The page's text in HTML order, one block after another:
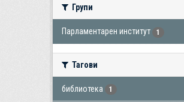
Групи
Парламентарен институт 1
Тагови
библиотека 1